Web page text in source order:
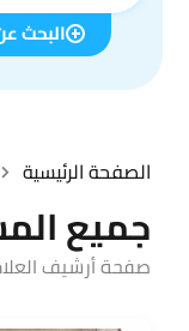
البحث
الصفحة الرئيسية
جميع
صفحة أرشيف